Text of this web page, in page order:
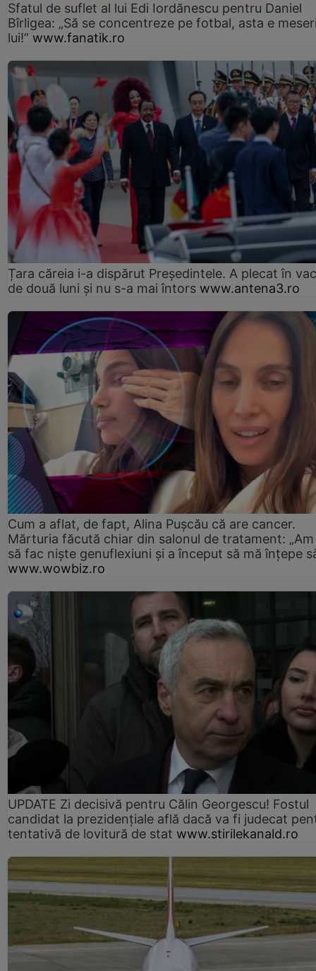
Sfatul de suflet al lui Edi Iordănescu pentru Daniel
Bîrligea: „Să se concentreze pe fotbal, asta e
lui!” www.fanatik.ro
Țara căreia i-a dispărut Președintele. A plecat în
de două luni și nu s-a mai întors www.antena3.ro
Cum a aflat, de fapt, Alina Pușcău că are cancer.
Mărturia făcută chiar din salonul de tratament:
să fac niște genuflexiuni și a început să mă înțepe
www.wowbiz.ro
UPDATE Zi decisivă pentru Călin Georgescu! Fostul
candidat la prezidențiale află dacă va fi judecat
tentativă de lovitură de stat www.stirilekanald.ro